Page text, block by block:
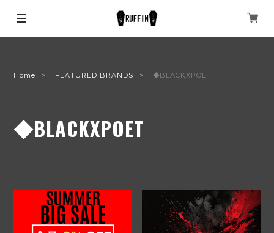
Home FEATURED BRANDS ◆BLACKXPOET
◆BLACKXPOET